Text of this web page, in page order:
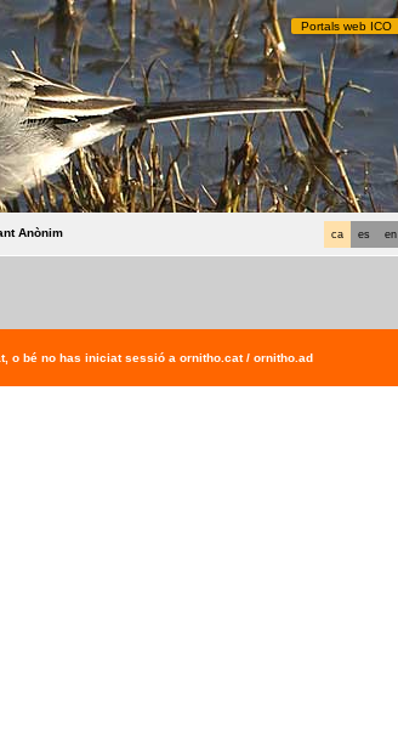
Portals web ICO
en
es
ca
Anònim
o bé no has iniciat sessió a ornitho.cat / ornitho.ad